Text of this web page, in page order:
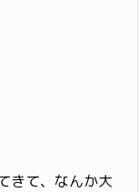
きて、なんか大